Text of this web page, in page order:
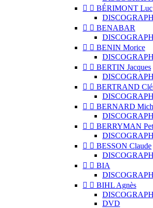
  BÉRIMONT Luc
  BENABAR
  BENIN Morice
  BERTIN Jacques
  BERTRAND
  BERNARD
  BERRYMAN
  BESSON Claude
  BIA
  BIHL Agnès
DVD